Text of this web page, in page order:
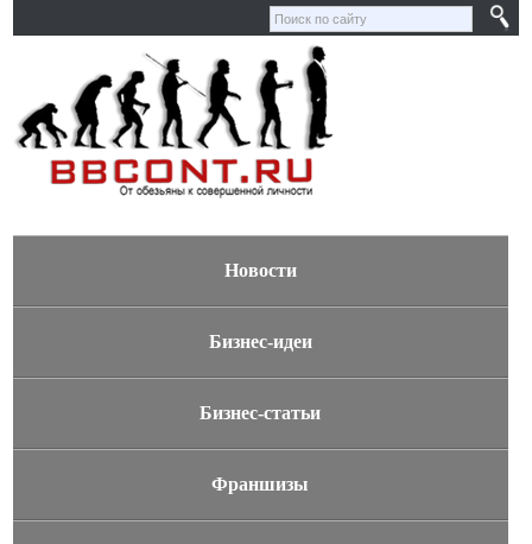
Новости
Бизнес-идеи
Бизнес-статьи
Франшизы